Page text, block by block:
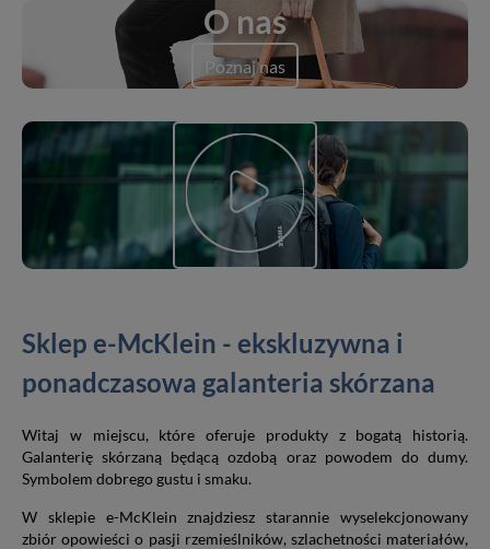
O nas
Poznaj nas
Sklep e-McKlein - ekskluzywna i
ponadczasowa galanteria skórzana
Witaj w miejscu, które oferuje produkty z bogatą historią.
Galanterię skórzaną będącą ozdobą oraz powodem do dumy.
Symbolem dobrego gustu i smaku.
W sklepie e-McKlein znajdziesz starannie wyselekcjonowany
zbiór opowieści o pasji rzemieślników, szlachetności materiałów,